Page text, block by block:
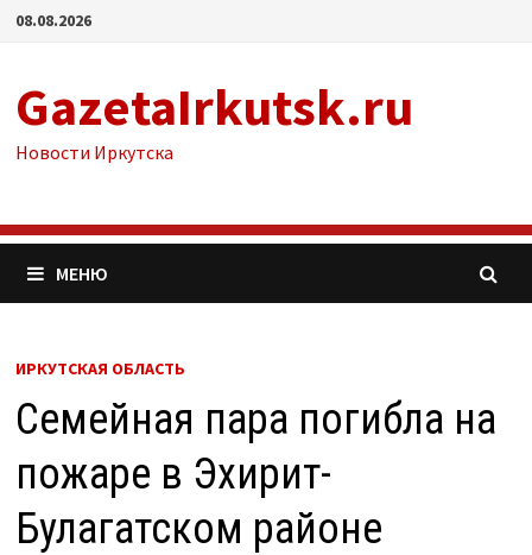
Перейти
08.08.2026
GazetaIrkutsk.ru
Новости Иркутска
МЕНЮ
ИРКУТСКАЯ ОБЛАСТЬ
Семейная пара погибла на
пожаре в Эхирит-
Булагатском районе